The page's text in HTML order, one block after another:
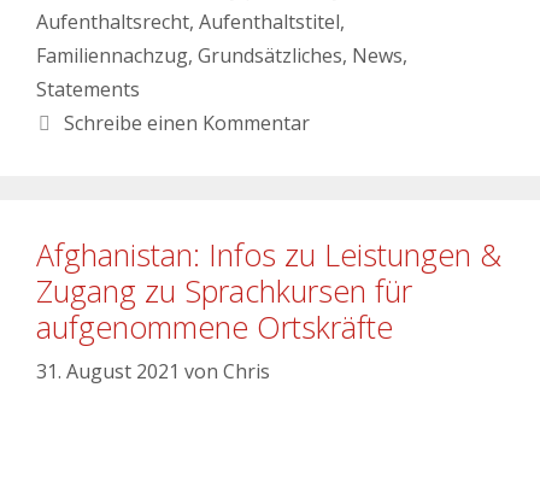
Aufenthaltsrecht, Aufenthaltstitel,
Familiennachzug, Grundsätzliches, News,
Statements
Schreibe einen Kommentar
Afghanistan: Infos zu Leistungen &
Zugang zu Sprachkursen für
aufgenommene Ortskräfte
31. August 2021 von Chris